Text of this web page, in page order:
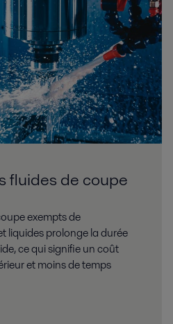
fluides de coupe
exempts de
liquides prolonge la durée
ce qui signifie un coût
et moins de temps